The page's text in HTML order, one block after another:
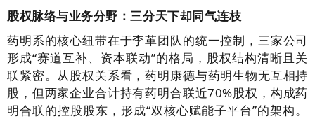
股权脉络与业务分野：三分天下却同气连枝
药明系的核心纽带在于李革团队的统一控制，三家公司
形成“赛道互补、资本联动”的格局，股权结构清晰且关
联紧密。从股权关系看，药明康德与药明生物无互相持
股，但两家企业合计持有药明合联近70%股权，构成药
明合联的控股股东，形成“双核心赋能子平台”的架构。